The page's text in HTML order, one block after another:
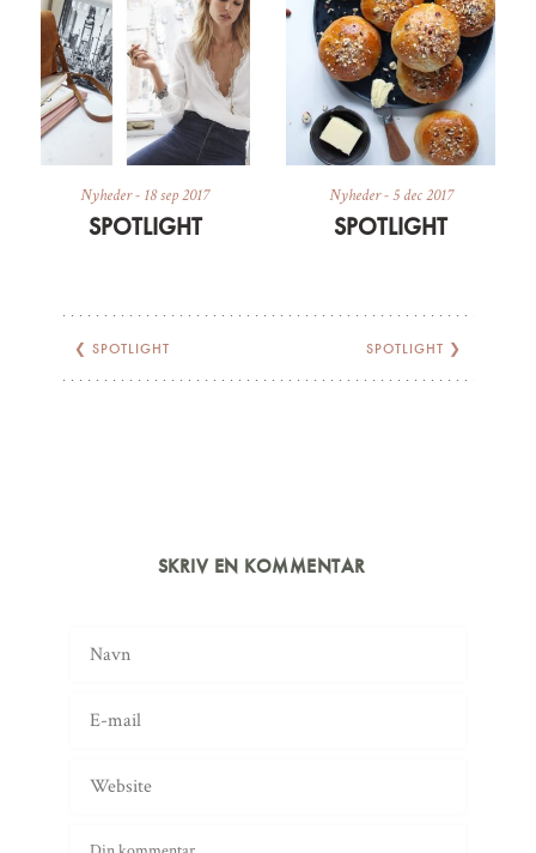
Nyheder- 18 sep 2017
SPOTLIGHT
Nyheder-5 dec 2017
SPOTLIGHT
❮ SPOTLIGHT SPOTLIGHT ❯
SKRIV EN KOMMENTAR